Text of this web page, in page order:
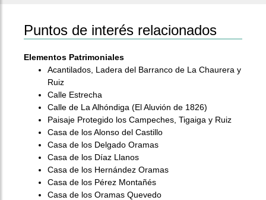
Puntos de interés relacionados
Elementos Patrimoniales
Acantilados, Ladera del Barranco de La Chaurera y
Ruiz
Calle Estrecha
Calle de La Alhóndiga (El Aluvión de 1826)
Paisaje Protegido los Campeches, Tigaiga y Ruiz
Casa de los Alonso del Castillo
Casa de los Delgado Oramas
Casa de los Díaz Llanos
Casa de los Hernández Oramas
Casa de los Pérez Montañés
Casa de los Oramas Quevedo